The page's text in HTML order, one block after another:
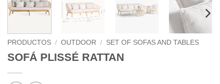
PRODUCTOS / OUTDOOR / SET OF SOFAS AND TABLES
SOFÁ PLISSÉ RATTAN